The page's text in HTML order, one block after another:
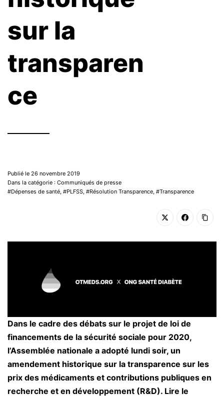
sur la
transparen
ce
Publié le 26 novembre 2019
Dans la catégorie : Communiqués de presse
Dépenses de santé
PLFSS Résolution Transparence Transparence
Dans le cadre des débats sur le projet de loi de
financements de la sécurité sociale pour 2020,
l’Assemblée nationale a adopté lundi soir, un
amendement historique sur la transparence sur les
prix des médicaments et contributions publiques en
recherche et en développement (R&D). Lire le